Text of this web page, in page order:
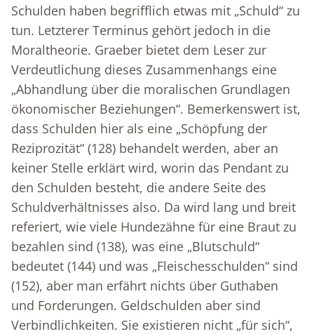
Schulden haben begrifflich etwas mit „Schuld“ zu
tun. Letzterer Terminus gehört jedoch in die
Moraltheorie. Graeber bietet dem Leser zur
Verdeutlichung dieses Zusammenhangs eine
„Abhandlung über die moralischen Grundlagen
ökonomischer Beziehungen“. Bemerkenswert ist,
dass Schulden hier als eine „Schöpfung der
Reziprozität“ (128) behandelt werden, aber an
keiner Stelle erklärt wird, worin das Pendant zu
den Schulden besteht, die andere Seite des
Schuldverhältnisses also. Da wird lang und breit
referiert, wie viele Hundezähne für eine Braut zu
bezahlen sind (138), was eine „Blutschuld“
bedeutet (144) und was „Fleischesschulden“ sind
(152), aber man erfährt nichts über Guthaben
und Forderungen. Geldschulden aber sind
Verbindlichkeiten. Sie existieren nicht „für sich“,